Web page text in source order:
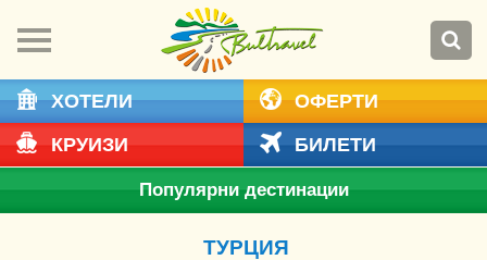
ХОТЕЛИ
ОФЕРТИ
КРУИЗИ
БИЛЕТИ
Популярни дестинации
ТУРЦИЯ